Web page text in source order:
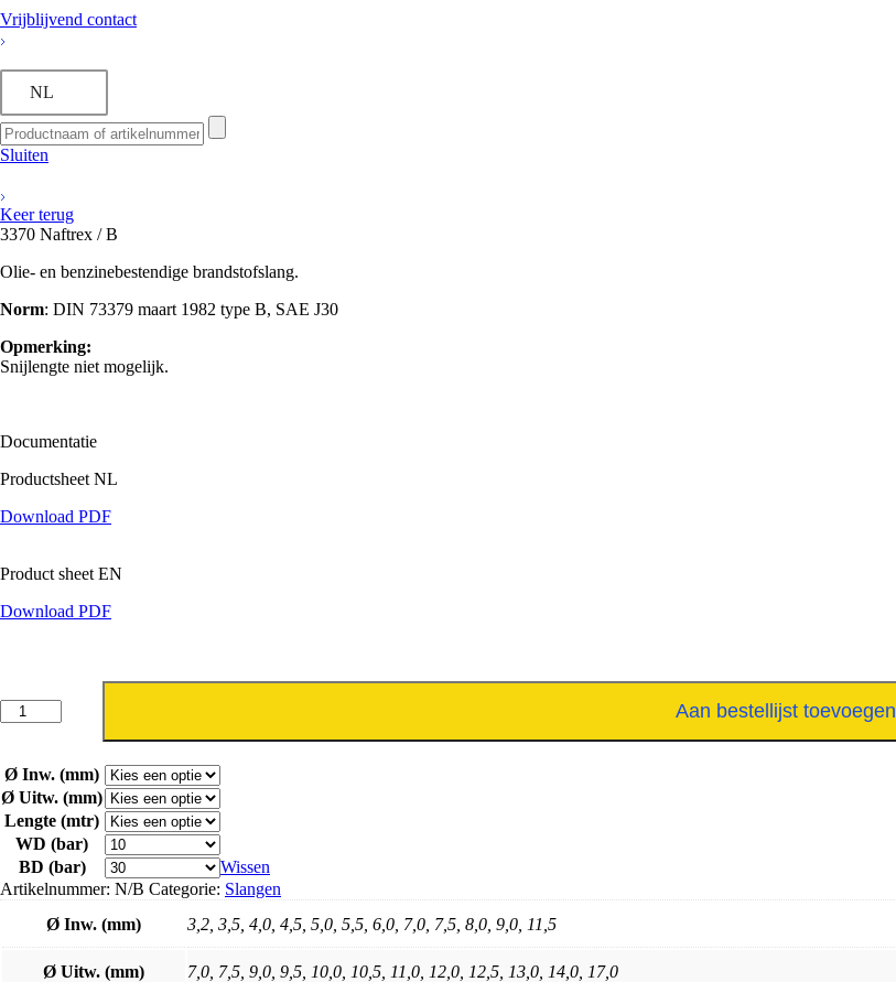
Vrijblijvend contact
NL
Sluiten
Keer terug
3370 Naftrex / B
Olie- en benzinebestendige brandstofslang.
Norm: DIN 73379 maart 1982 type B, SAE J30
Opmerking:
Snijlengte niet mogelijk.
Documentatie
Productsheet NL
Download PDF
Product sheet EN
Download PDF
3370
Naftrex
B
aantal
Aan bestellijst toevoegen
Ø Inw. (mm)
Ø Uitw. (mm)
Lengte (mtr)
WD (bar)
BD (bar)
Wissen
Artikelnummer: N/B Categorie: Slangen
Ø Inw. (mm)
3,2, 3,5, 4,0, 4,5, 5,0, 5,5, 6,0, 7,0, 7,5, 8,0, 9,0, 11,5
Ø Uitw. (mm) 7,0, 7,5, 9,0, 9,5, 10,0, 10,5, 11,0, 12,0, 12,5, 13,0, 14,0, 17,0